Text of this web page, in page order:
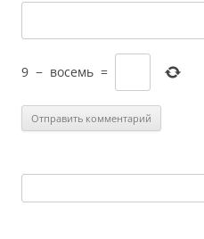
9 − восемь =